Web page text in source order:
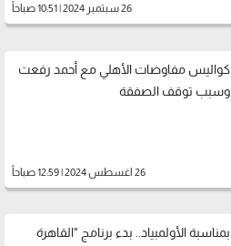
26 سبتمبر 2024 | 10:51 صباحاً
كواليس مفاوضات الأهلي مع أحمد رفعت
وسبب توقف الصفقة
26 اغسطس 2024 | 12:59 صباحاً
بمناسبة الأولمبياد.. بدء برنامج "القاهرة